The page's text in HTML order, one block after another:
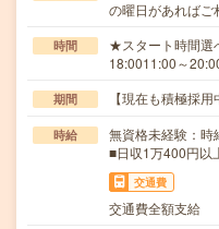
の曜日があればご
時間
★スタート時間選
18:0011:00～
期間 【現在も積極採
時給
無資格未経験：
■日収1万400円以
交通費
交通費全額支給